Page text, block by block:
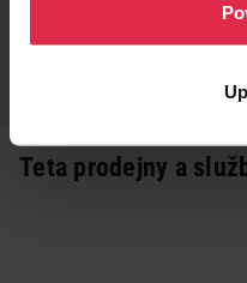
Vyzvednutí na
Teta prodejny a